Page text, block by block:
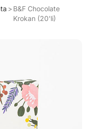
B&F Chocolate
Krokan (20'li)